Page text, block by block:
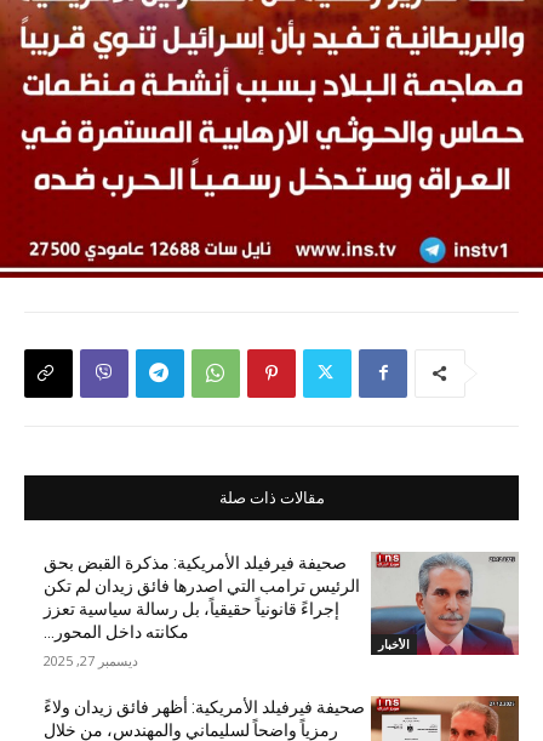
مقالات ذات صلة
الأخبار
صحيفة فيرفيلد الأمريكية: مذكرة القبض بحق
الرئيس ترامب التي اصدرها فائق زيدان لم تكن
إجراءً قانونياً حقيقياً، بل رسالة سياسية تعزز
مكانته داخل المحور...
ديسمبر 27, 2025
صحيفة فيرفيلد الأمريكية: أظهر فائق زيدان ولاءً
رمزياً واضحاً لسليماني والمهندس، من خلال